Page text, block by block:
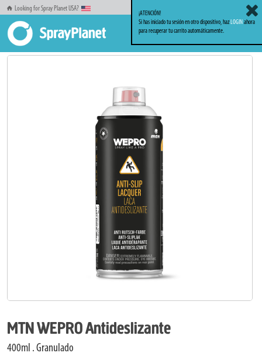
Looking for Spray Planet USA?
Inicio MTN WEPRO Antideslizante
MTN WEPRO Antideslizante
400ml . Granulado
¡ATENCIÓN!
Si has iniciado tu sesión en otro dispositivo, hazLOGINahora
para recuperar tu carrito automáticamente.